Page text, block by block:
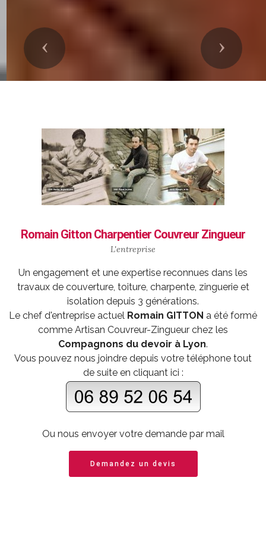
Précedent Suivant
Romain Gitton Charpentier Couvreur Zingueur
L'entreprise
Un engagement et une expertise reconnues dans les
travaux de couverture, toiture, charpente, zinguerie et
isolation depuis 3 générations.
Le chef d'entreprise actuel Romain GITTON a été formé
comme Artisan Couvreur-Zingueur chez les
Compagnons du devoir à Lyon.
Vous pouvez nous joindre depuis votre téléphone tout
de suite en cliquant ici :
Ou nous envoyer votre demande par mail
Demandez un devis